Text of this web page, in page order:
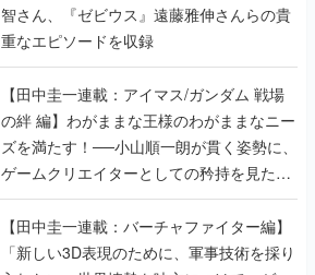
【田中圭一連載：アイマス/ガンダム 戦場
の絆 編】わがままな王様のわがままなニー
ズを満たす！──小山順一朗が貫く姿勢に、
ゲームクリエイターとしての矜持を見た
【若ゲのいたり最終回】
【田中圭一連載：バーチャファイター編】
「新しい3D表現のために、軍事技術を採り
入れたい」世界情勢を味方につけて、ゲー
ムに革命をもたらした鈴木 裕の功績【若ゲ
のいたり】